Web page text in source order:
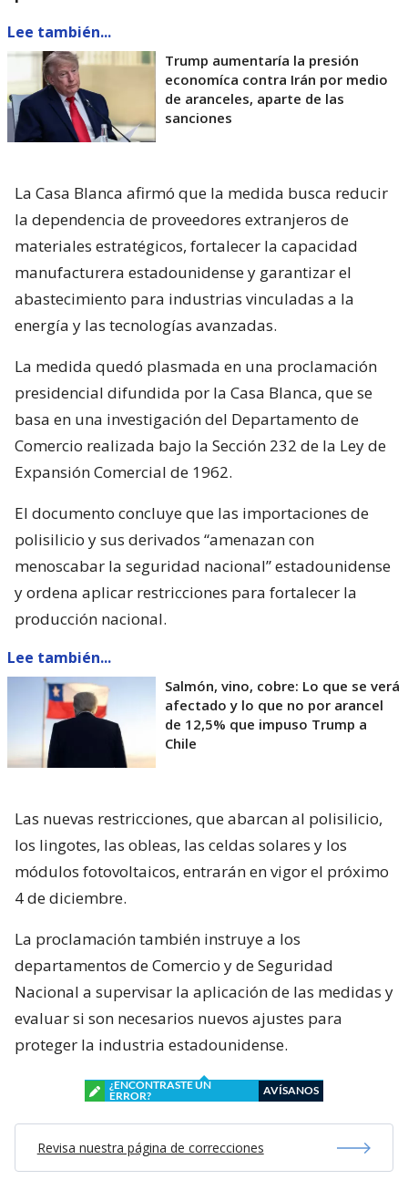
Lee también...
Trump aumentaría la presión
economíca contra Irán por medio
de aranceles, aparte de las
sanciones
La Casa Blanca afirmó que la medida busca reducir
la dependencia de proveedores extranjeros de
materiales estratégicos, fortalecer la capacidad
manufacturera estadounidense y garantizar el
abastecimiento para industrias vinculadas a la
energía y las tecnologías avanzadas.
La medida quedó plasmada en una proclamación
presidencial difundida por la Casa Blanca, que se
basa en una investigación del Departamento de
Comercio realizada bajo la Sección 232 de la Ley de
Expansión Comercial de 1962.
El documento concluye que las importaciones de
polisilicio y sus derivados “amenazan con
menoscabar la seguridad nacional” estadounidense
y ordena aplicar restricciones para fortalecer la
producción nacional.
Lee también...
Salmón, vino, cobre: Lo que se verá
afectado y lo que no por arancel
de 12,5% que impuso Trump a
Chile
Las nuevas restricciones, que abarcan al polisilicio,
los lingotes, las obleas, las celdas solares y los
módulos fotovoltaicos, entrarán en vigor el próximo
4 de diciembre.
La proclamación también instruye a los
departamentos de Comercio y de Seguridad
Nacional a supervisar la aplicación de las medidas y
evaluar si son necesarios nuevos ajustes para
proteger la industria estadounidense.
¿ENCONTRASTE UN
ERROR?
AVÍSANOS
Revisa nuestra página de correcciones